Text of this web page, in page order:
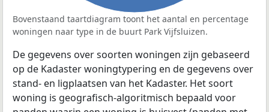
Bovenstaand taartdiagram toont het aantal en percentage
woningen naar type in de buurt Park Vijfsluizen.
De gegevens over soorten woningen zijn gebaseerd
op de Kadaster woningtypering en de gegevens over
stand- en ligplaatsen van het Kadaster. Het soort
woning is geografisch-algoritmisch bepaald voor